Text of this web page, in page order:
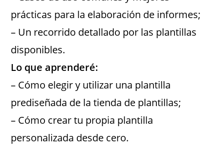
prácticas para la elaboración de informes;
– Un recorrido detallado por las plantillas
disponibles.
Lo que aprenderé:
– Cómo elegir y utilizar una plantilla
prediseñada de la tienda de plantillas;
– Cómo crear tu propia plantilla
personalizada desde cero.